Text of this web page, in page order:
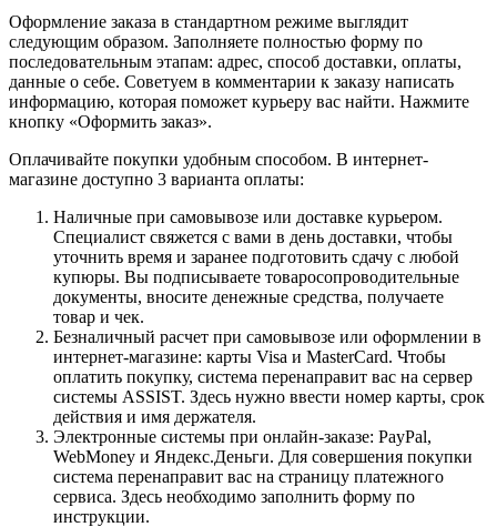
Оформление заказа в стандартном режиме выглядит
следующим образом. Заполняете полностью форму по
последовательным этапам: адрес, способ доставки, оплаты,
данные о себе. Советуем в комментарии к заказу написать
информацию, которая поможет курьеру вас найти. Нажмите
кнопку «Оформить заказ».
Оплачивайте покупки удобным способом. В интернет-
магазине доступно 3 варианта оплаты:
Наличные при самовывозе или доставке курьером.
Специалист свяжется с вами в день доставки, чтобы
уточнить время и заранее подготовить сдачу с любой
купюры. Вы подписываете товаросопроводительные
документы, вносите денежные средства, получаете
товар и чек.
Безналичный расчет при самовывозе или оформлении в
интернет-магазине: карты Visa и MasterCard. Чтобы
оплатить покупку, система перенаправит вас на сервер
системы ASSIST. Здесь нужно ввести номер карты, срок
действия и имя держателя.
Электронные системы при онлайн-заказе: PayPal,
WebMoney и Яндекс.Деньги. Для совершения покупки
система перенаправит вас на страницу платежного
сервиса. Здесь необходимо заполнить форму по
инструкции.